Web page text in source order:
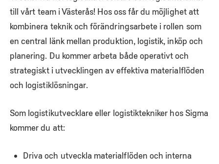
till vårt team i Västerås! Hos oss får du möjlighet att
kombinera teknik och förändringsarbete i rollen som
en central länk mellan produktion, logistik, inköp och
planering. Du kommer arbeta både operativt och
strategiskt i utvecklingen av effektiva materialflöden
och logistiklösningar.
Som logistikutvecklare eller logistiktekniker hos Sigma
kommer du att:
Driva och utveckla materialflöden och interna